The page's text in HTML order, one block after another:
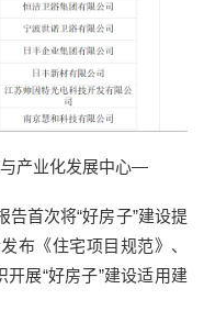
产业化发展中心—
首次将“好房子”建设提
布《住宅项目规范》、
展“好房子”建设适用建